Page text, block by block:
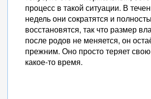
процесс в такой ситуации. В
недель они сократятся и
восстановятся, так что размер
после родов не меняется, он
прежним. Оно просто теряет
какое-то время.